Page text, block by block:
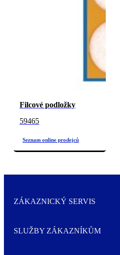
Filcové podložky
59465
ZÁKAZNICKÝ SERVIS
SLUŽBY ZÁKAZNÍKŮM